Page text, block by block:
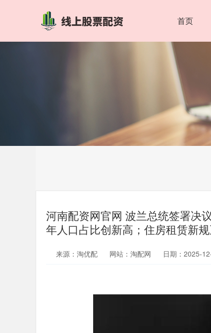
首页
河南配资网官网 波兰总统签署决
年人口占比创新高；住房租赁新
来源：淘优配 网站：淘配网 日期：2025-